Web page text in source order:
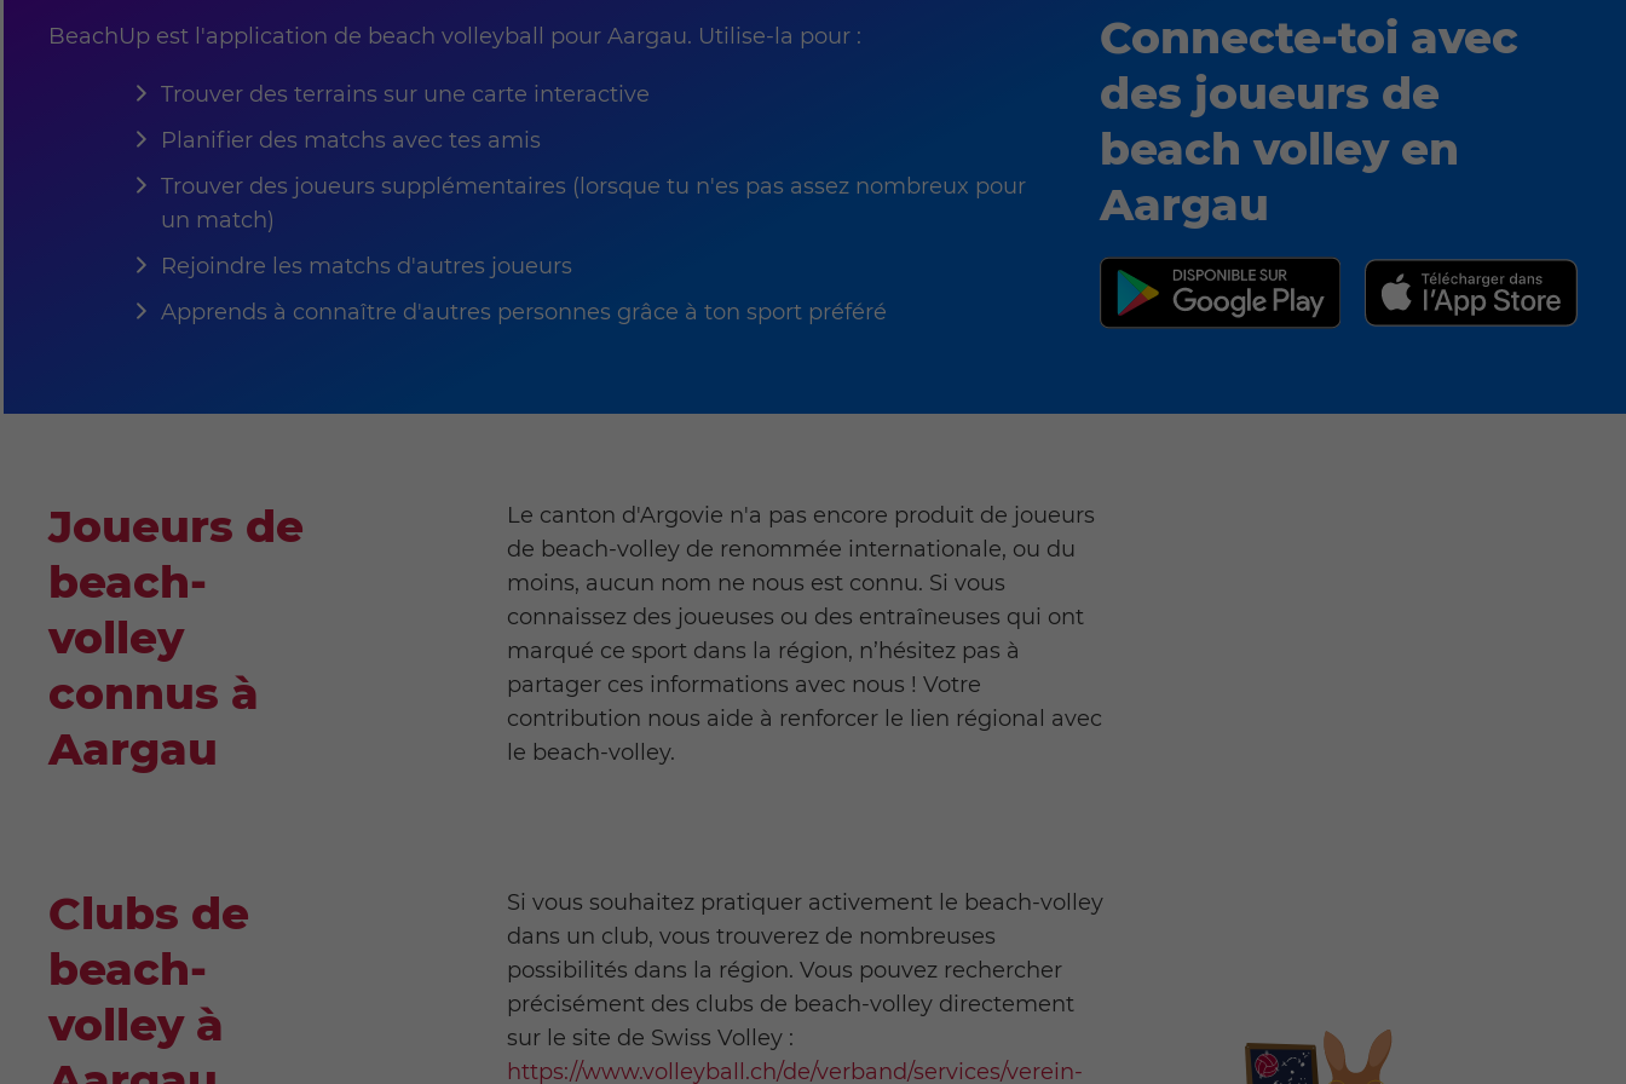
Connecte-toi avec
des joueurs de
beach volley en
Aargau
BeachUp est l'application de beach volleyball pour Aargau. Utilise-la pour :
Trouver des terrains sur une carte interactive
Planifier des matchs avec tes amis
Trouver des joueurs supplémentaires (lorsque tu n'es pas assez nombreux pour
un match)
Rejoindre les matchs d'autres joueurs
Apprends à connaître d'autres personnes grâce à ton sport préféré
Joueurs de
beach-
volley
connus à
Aargau
Le canton d'Argovie n'a pas encore produit de joueurs
de beach-volley de renommée internationale, ou du
moins, aucun nom ne nous est connu. Si vous
connaissez des joueuses ou des entraîneuses qui ont
marqué ce sport dans la région, n’hésitez pas à
partager ces informations avec nous ! Votre
contribution nous aide à renforcer le lien régional avec
le beach-volley.
Clubs de
beach-
volley à
Si vous souhaitez pratiquer activement le beach-volley
dans un club, vous trouverez de nombreuses
possibilités dans la région. Vous pouvez rechercher
précisément des clubs de beach-volley directement
sur le site de Swiss Volley :
https://www.volleyball.ch/de/verband/services/verein-